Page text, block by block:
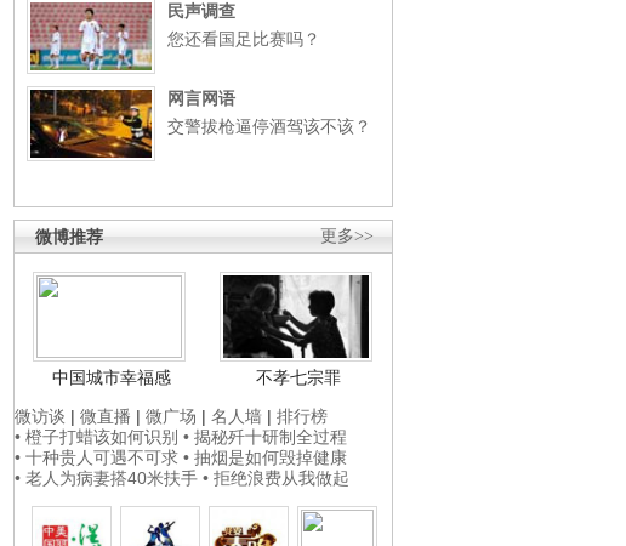
民声调查
您还看国足比赛吗？
网言网语
交警拔枪逼停酒驾该不该？
更多>>
微博推荐
中国城市幸福感
不孝七宗罪
微访谈 | 微直播 | 微广场 | 名人墙 | 排行榜
• 橙子打蜡该如何识别 • 揭秘歼十研制全过程
• 十种贵人可遇不可求 • 抽烟是如何毁掉健康
• 老人为病妻搭40米扶手 • 拒绝浪费从我做起